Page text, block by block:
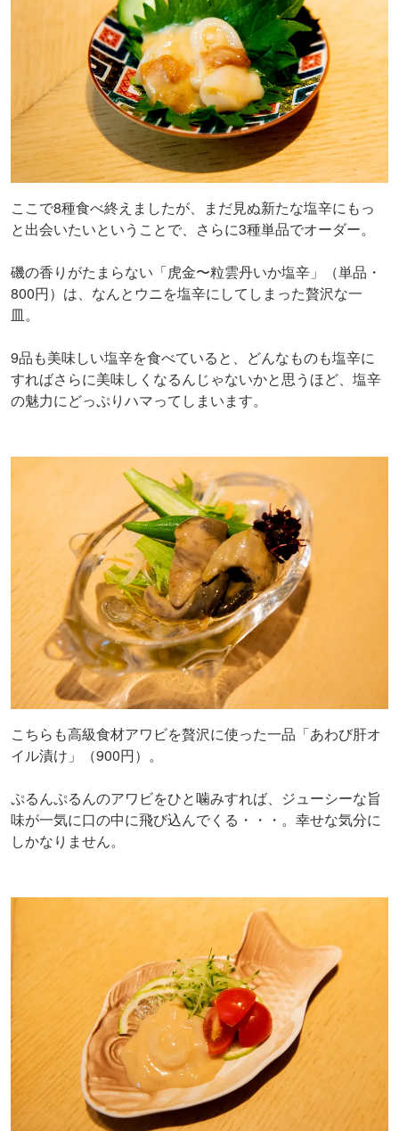
ここで8種食べ終えましたが、まだ見ぬ新たな塩辛にもっ
と出会いたいということで、さらに3種単品でオーダー。
磯の香りがたまらない「虎金〜粒雲丹いか塩辛」（単品・
800円）は、なんとウニを塩辛にしてしまった贅沢な一
皿。
9品も美味しい塩辛を食べていると、どんなものも塩辛に
すればさらに美味しくなるんじゃないかと思うほど、塩辛
の魅力にどっぷりハマってしまいます。
こちらも高級食材アワビを贅沢に使った一品「あわび肝オ
イル漬け」（900円）。
ぷるんぷるんのアワビをひと噛みすれば、ジューシーな旨
味が一気に口の中に飛び込んでくる・・・。幸せな気分に
しかなりません。